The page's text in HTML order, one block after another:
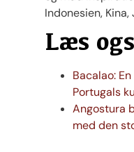
Indonesien, Kina,
Læs
Bacalao:
Portugals
Angostura
med den